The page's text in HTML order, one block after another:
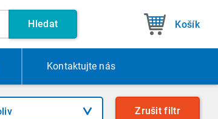
Hledat Košík
Kontaktujte nás
Zrušit filtr